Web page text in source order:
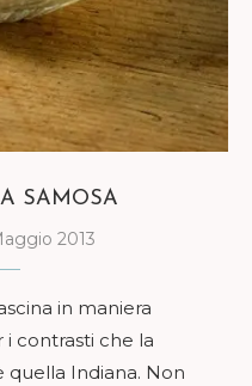
SAMOSA
2013
in maniera
contrasti che la
quella Indiana. Non